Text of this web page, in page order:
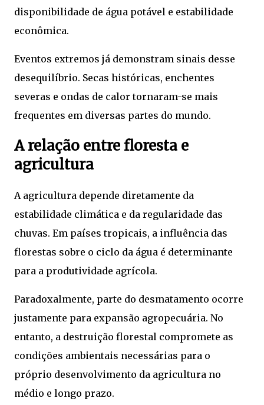
disponibilidade de água potável e estabilidade
econômica.
Eventos extremos já demonstram sinais desse
desequilíbrio. Secas históricas, enchentes
severas e ondas de calor tornaram-se mais
frequentes em diversas partes do mundo.
A relação entre floresta e
agricultura
A agricultura depende diretamente da
estabilidade climática e da regularidade das
chuvas. Em países tropicais, a influência das
florestas sobre o ciclo da água é determinante
para a produtividade agrícola.
Paradoxalmente, parte do desmatamento ocorre
justamente para expansão agropecuária. No
entanto, a destruição florestal compromete as
condições ambientais necessárias para o
próprio desenvolvimento da agricultura no
médio e longo prazo.